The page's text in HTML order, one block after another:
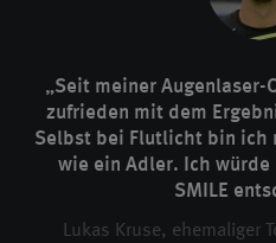
„Seit meiner Augenlaser-
zufrieden mit dem
Selbst bei Flutlicht bin ich
wie ein Adler. Ich
SMILE
Lukas Kruse, ehemaliger